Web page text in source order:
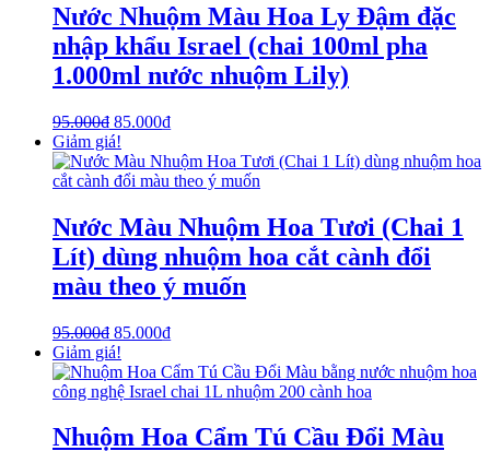
Nước Nhuộm Màu Hoa Ly Đậm đặc
nhập khẩu Israel (chai 100ml pha
1.000ml nước nhuộm Lily)
95.000₫ 85.000₫
Giảm giá!
Nước Màu Nhuộm Hoa Tươi (Chai 1
Lít) dùng nhuộm hoa cắt cành đổi
màu theo ý muốn
95.000₫ 85.000₫
Giảm giá!
Nhuộm Hoa Cẩm Tú Cầu Đổi Màu